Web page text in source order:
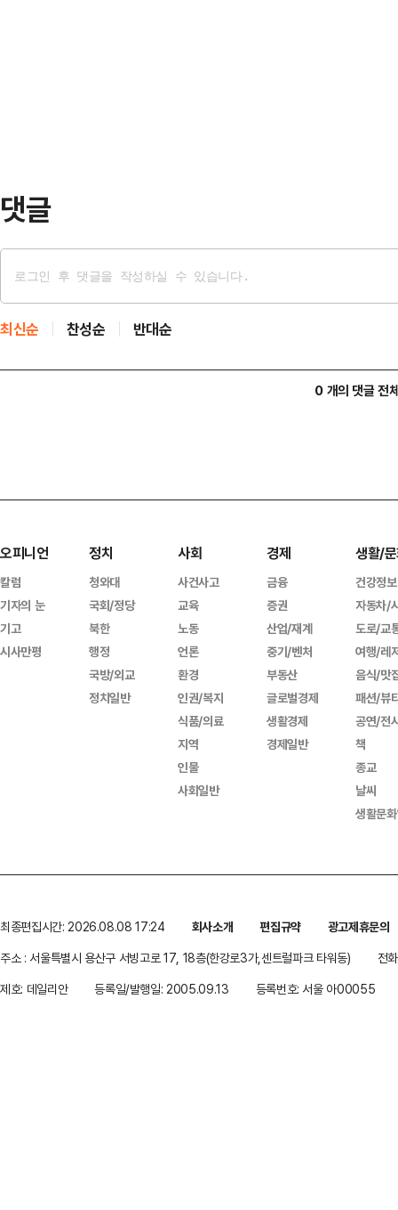
댓글
최신순 찬성순 반대순
0 개의 댓글 전
오피니언
칼럼
기자의 눈
기고
시사만평
정치
청와대
국회/정당
북한
행정
국방/외교
정치일반
사회
사건사고
교육
노동
언론
환경
인권/복지
식품/의료
지역
인물
사회일반
경제
금융
증권
산업/재계
중기/벤처
부동산
글로벌경제
생활경제
경제일반
생활/
건강정보
자동차/
도로/교
여행/레
음식/맛
패션/뷰
공연/전
책
종교
날씨
생활문
최종편집시간: 2026.08.08 17:24 회사소개 편집규약
광고제휴문의
주소 : 서울특별시 용산구 서빙고로 17, 18층(한강로3가,센트럴파크 타워동)
전
제호: 데일리안
등록일/발행일: 2005.09.13 등록번호: 서울 아00055